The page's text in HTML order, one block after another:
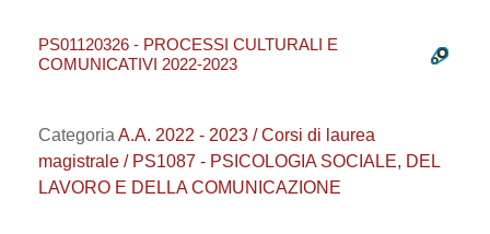
PS01120326 - PROCESSI CULTURALI E
COMUNICATIVI 2022-2023
Categoria A.A. 2022 - 2023 / Corsi di laurea
magistrale / PS1087 - PSICOLOGIA SOCIALE, DEL
LAVORO E DELLA COMUNICAZIONE